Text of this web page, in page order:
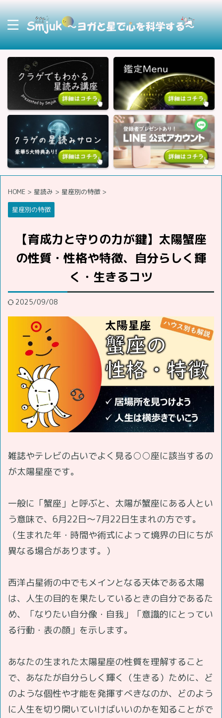
HOME > 星読み > 星座別の特徴 >
星座別の特徴
【育成力と守りの力が鍵】太陽蟹座
の性質・性格や特徴、自分らしく輝
く・生きるコツ
2025/09/08
雑誌やテレビの占いでよく見る○○座に該当するの
が太陽星座です。
一般に「蟹座」と呼ぶと、太陽が蟹座にある人とい
う意味で、6月22日～7月22日生まれの方です。
（生まれた年・時間や術式によって境界の日にちが
異なる場合があります。）
西洋占星術の中でもメインとなる天体である太陽
は、人生の目的を果たしているときの自分であるた
め、「なりたい自分像・自我」「意識的にとってい
る行動・表の顔」を示します。
あなたの生まれた太陽星座の性質を理解すること
で、あなたが自分らしく輝く（生きる）ために、ど
のような個性や才能を発揮すべきなのか、どのよう
に人生を切り開いていけばいいのかを知ることがで